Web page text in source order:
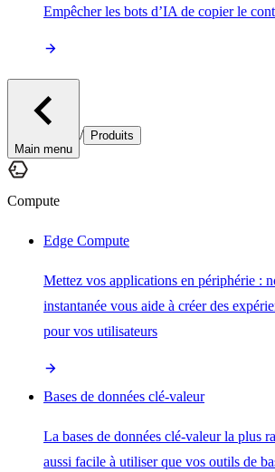
Empêcher les bots d’IA de copier le
Main menu
/ Produits
Compute
Edge Compute
Mettez vos applications en périphérie :
instantanée vous aide à créer des
pour vos utilisateurs
Bases de données clé-valeur
La bases de données clé-valeur la plus
aussi facile à utiliser que vos outils de